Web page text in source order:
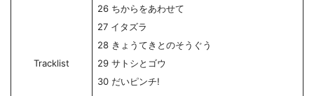
Tracklist
26 ちからをあわせて
27 イタズラ
28 きょうてきとのそうぐう
29 サトシとゴウ
30 だいピンチ!